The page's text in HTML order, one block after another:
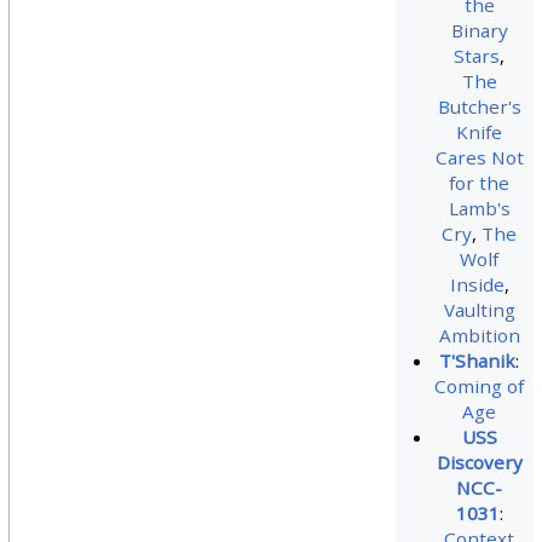
the
Binary
Stars,
The
Butcher's
Knife
Cares Not
for the
Lamb's
Cry, The
Wolf
Inside,
Vaulting
Ambition
T'Shanik:
Coming of
Age
USS
Discovery
NCC-
1031: